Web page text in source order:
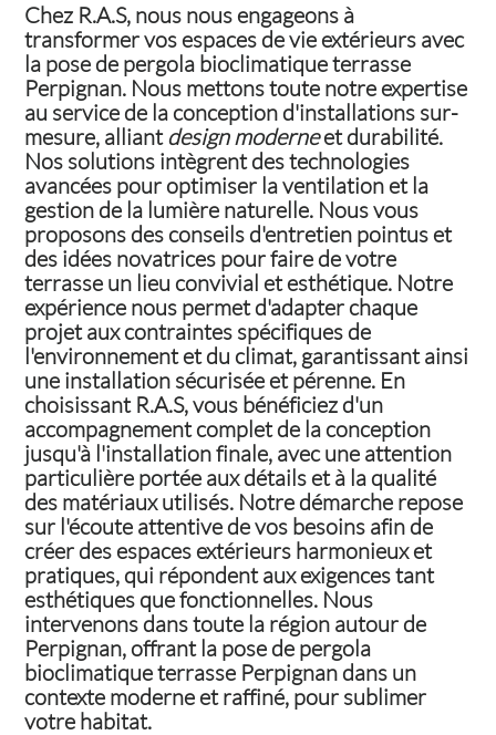
Chez R.A.S, nous nous engageons à
transformer vos espaces de vie extérieurs avec
la pose de pergola bioclimatique terrasse
Perpignan. Nous mettons toute notre expertise
au service de la conception d'installations sur-
mesure, alliantdesign moderneet durabilité.
Nos solutions intègrent des technologies
avancées pour optimiser la ventilation et la
gestion de la lumière naturelle. Nous vous
proposons des conseils d'entretien pointus et
des idées novatrices pour faire de votre
terrasse un lieu convivial et esthétique. Notre
expérience nous permet d'adapter chaque
projet aux contraintes spécifiques de
l'environnement et du climat, garantissant ainsi
une installation sécurisée et pérenne. En
choisissant R.A.S, vous bénéficiez d'un
accompagnement complet de la conception
jusqu'à l'installation finale, avec une attention
particulière portée aux détails et à la qualité
des matériaux utilisés. Notre démarche repose
sur l'écoute attentive de vos besoins afin de
créer des espaces extérieurs harmonieux et
pratiques, qui répondent aux exigences tant
esthétiques que fonctionnelles. Nous
intervenons dans toute la région autour de
Perpignan, offrant la pose de pergola
bioclimatique terrasse Perpignan dans un
contexte moderne et raffiné, pour sublimer
votre habitat.